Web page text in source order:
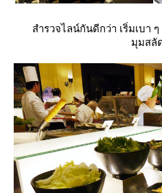
สำรวจไลน์กันดีกว่า เริ่มเบา
มุมสลั